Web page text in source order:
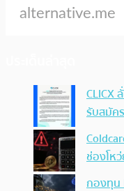
CLICX
รับสมัค
ช่องโห
กองทุน